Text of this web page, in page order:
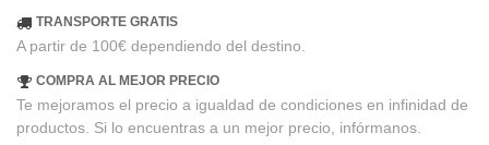
TRANSPORTE GRATIS
A partir de 100€ dependiendo del destino.
COMPRA AL MEJOR PRECIO
Te mejoramos el precio a igualdad de condiciones en infinidad de
productos. Si lo encuentras a un mejor precio, infórmanos.